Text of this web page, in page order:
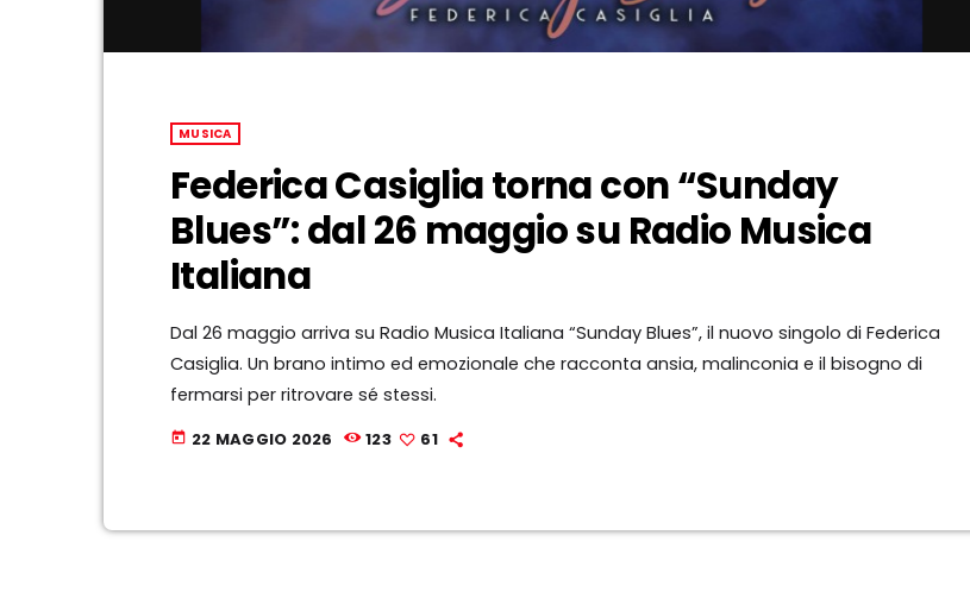
MUSICA
Federica Casiglia torna con “Sunday
Blues”: dal 26 maggio su Radio Musica
Italiana
Dal 26 maggio arriva su Radio Musica Italiana “Sunday Blues”, il nuovo singolo di Federica
Casiglia. Un brano intimo ed emozionale che racconta ansia, malinconia e il bisogno di
fermarsi per ritrovare sé stessi.
today 22 MAGGIO 2026 123 61